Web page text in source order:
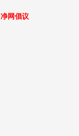
净网倡议